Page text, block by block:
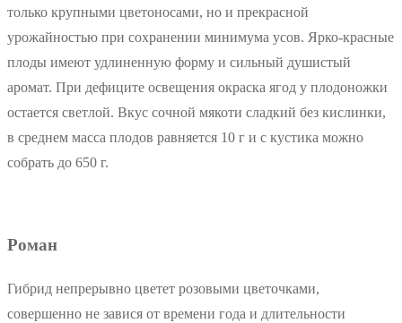
только крупными цветоносами, но и прекрасной
урожайностью при сохранении минимума усов. Ярко-красные
плоды имеют удлиненную форму и сильный душистый
аромат. При дефиците освещения окраска ягод у плодоножки
остается светлой. Вкус сочной мякоти сладкий без кислинки,
в среднем масса плодов равняется 10 г и с кустика можно
собрать до 650 г.
Роман
Гибрид непрерывно цветет розовыми цветочками,
совершенно не завися от времени года и длительности